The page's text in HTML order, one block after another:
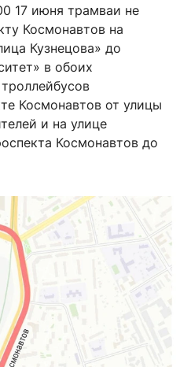
17 июня трамваи не
Космонавтов на
Кузнецова» до
в обоих
Космонавтов от улицы
и на улице
Космонавтов до